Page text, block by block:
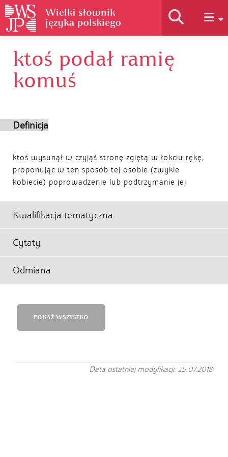
Historia słownika
Autorzy
ktoś podał ramię
komuś
Definicja
ktoś wysunął w czyjąś stronę zgiętą w łokciu rękę,
proponując w ten sposób tej osobie (zwykle
kobiecie) poprowadzenie lub podtrzymanie jej
Kwalifikacja tematyczna
Cytaty
Odmiana
POKAŻ WSZYSTKO
Data ostatniej modyfikacji: 25.07.2018